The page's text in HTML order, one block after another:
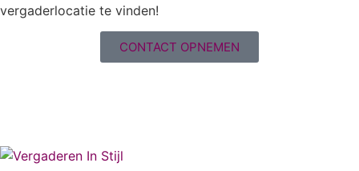
vergaderlocatie te vinden!
CONTACT OPNEMEN